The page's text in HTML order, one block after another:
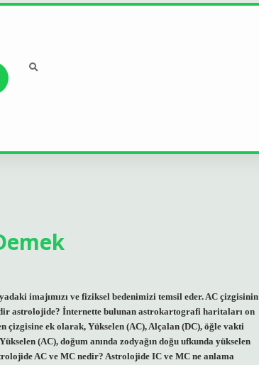
imajımızı ve fiziksel bedenimizi temsil eder. AC çizgisinin
astrolojide? İnternette bulunan astrokartografi haritaları on
çizgisine ek olarak, Yükselen (AC), Alçalan (DC), öğle vakti
(AC), doğum anında zodyağın doğu ufkunda yükselen
AC ve MC nedir? Astrolojide IC ve MC ne anlama